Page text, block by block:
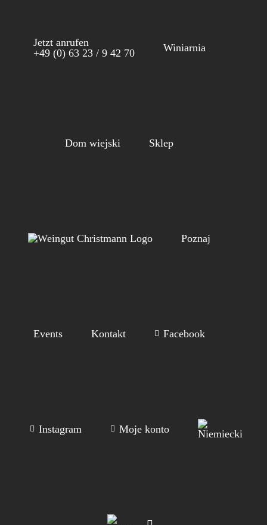
Jetzt anrufen
+49 (0) 63 23 / 9 42 70
Winiarnia
Dom wiejski Sklep
Poznaj
Events Kontakt Facebook
Instagram Moje konto